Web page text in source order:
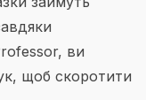
ви
щоб скоротити